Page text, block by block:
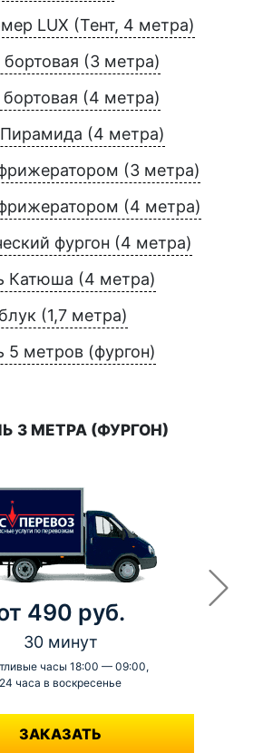
LUX (Тент, 4 метра)
бортовая (3 метра)
бортовая (4 метра)
Пирамида (4 метра)
(3 метра)
(4 метра)
фургон (4 метра)
Катюша (4 метра)
(1,7 метра)
5 метров (фургон)
3 МЕТРА (ФУРГОН)
490 руб.
30 минут
часы 18:00 — 09:00,
24 часа в воскресенье
-
ЗАКАЗАТЬ